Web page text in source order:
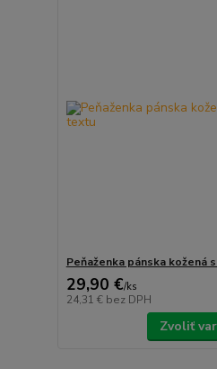
Peňaženka pánska kožená
29,90 €/ks
24,31 € bez DPH
Zvoliť